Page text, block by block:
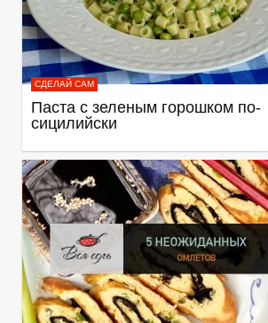
СДЕЛАЙ САМ
Паста с зеленым горошком по-
сицилийски